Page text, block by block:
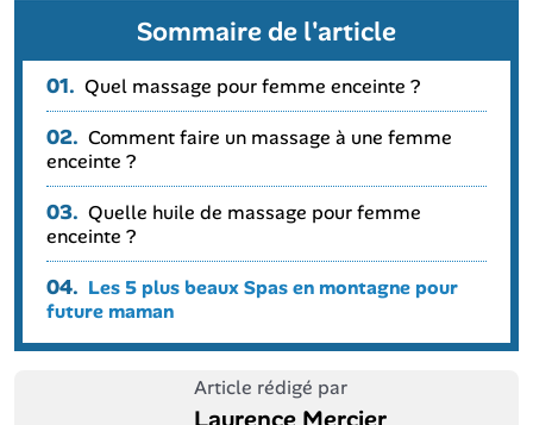
Sommaire de l'article
01. Quel massage pour femme enceinte ?
02. Comment faire un massage à une femme
enceinte ?
03. Quelle huile de massage pour femme
enceinte ?
04. Les 5 plus beaux Spas en montagne pour
future maman
Article rédigé par